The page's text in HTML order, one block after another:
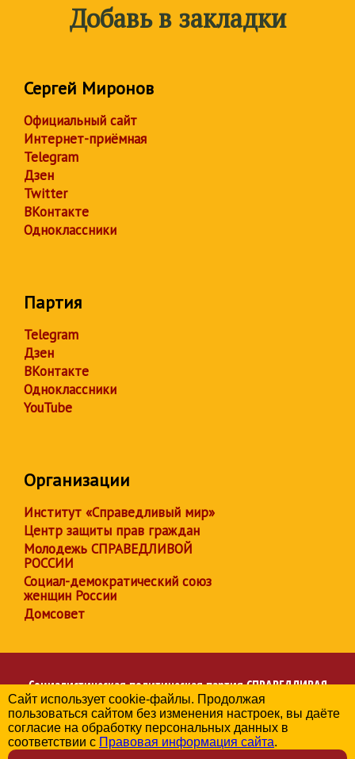
Добавь в закладки
Сергей Миронов
Официальный сайт
Интернет-приёмная
Telegram
Дзен
Twitter
ВКонтакте
Одноклассники
Партия
Telegram
Дзен
ВКонтакте
Одноклассники
YouTube
Организации
Институт «Справедливый мир»
Центр защиты прав граждан
Молодежь СПРАВЕДЛИВОЙ
РОССИИ
Социал-демократический союз
женщин России
Домсовет
Социалистическая политическая партияСПРАВЕДЛИВАЯ
РОССИЯ
Региональное отделение партии в Чувашской Республике
© 2006-2026
Политика в отношении обработки персональных данных
Сайт использует cookie-файлы. Продолжая
пользоваться сайтом без изменения настроек, вы даёте
согласие на обработку персональных данных в
соответствии с Правовая информация сайта.